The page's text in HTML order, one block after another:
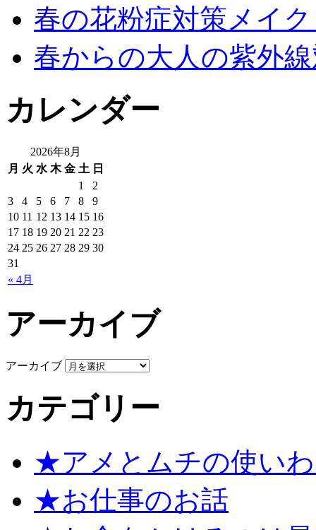
春の花粉症対策メイ
春からの大人の紫外
カレンダー
2026年8月
月 火 水 木 金 土 日
« 4月
1
2
3
4 5 6 7 8
9
10 11 12 13 14 15 16
17 18 19 20 21 22 23
24 25 26 27 28 29 30
31
アーカイブ
アーカイブ
カテゴリー
★アメとムチの使い
★お仕事のお話